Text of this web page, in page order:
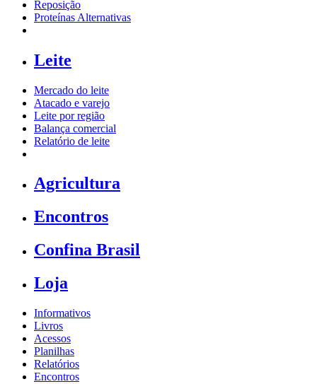
Reposição
Proteínas Alternativas
Leite
Mercado do leite
Atacado e varejo
Leite por região
Balança comercial
Relatório de leite
Agricultura
Encontros
Confina Brasil
Loja
Informativos
Livros
Acessos
Planilhas
Relatórios
Encontros